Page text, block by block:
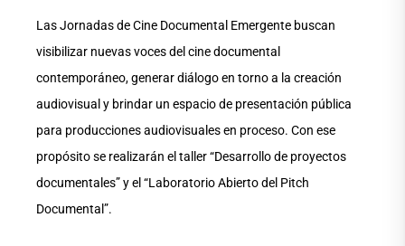
Las Jornadas de Cine Documental Emergente buscan
visibilizar nuevas voces del cine documental
contemporáneo, generar diálogo en torno a la creación
audiovisual y brindar un espacio de presentación pública
para producciones audiovisuales en proceso. Con ese
propósito se realizarán el taller “Desarrollo de proyectos
documentales” y el “Laboratorio Abierto del Pitch
Documental”.